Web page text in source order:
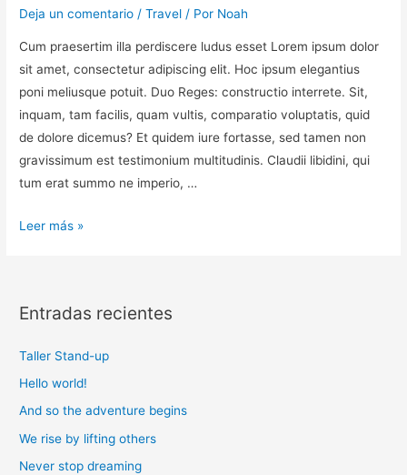
Deja un comentario /Travel / Por Noah
Cum praesertim illa perdiscere ludus esset Lorem ipsum dolor
sit amet, consectetur adipiscing elit. Hoc ipsum elegantius
poni meliusque potuit. Duo Reges: constructio interrete. Sit,
inquam, tam facilis, quam vultis, comparatio voluptatis, quid
de dolore dicemus? Et quidem iure fortasse, sed tamen non
gravissimum est testimonium multitudinis. Claudii libidini, qui
tum erat summo ne imperio, …
Leer más »
Entradas recientes
Taller Stand-up
Hello world!
And so the adventure begins
We rise by lifting others
Never stop dreaming